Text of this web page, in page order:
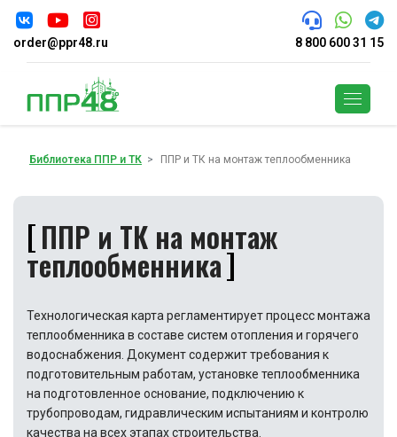
order@ppr48.ru 8 800 600 31 15
Библиотека ППР и ТК ППР и ТК на монтаж теплообменника
ППР и ТК на монтаж
теплообменника
Технологическая карта регламентирует процесс монтажа
теплообменника в составе систем отопления и горячего
водоснабжения. Документ содержит требования к
подготовительным работам, установке теплообменника
на подготовленное основание, подключению к
трубопроводам, гидравлическим испытаниям и контролю
качества на всех этапах строительства.